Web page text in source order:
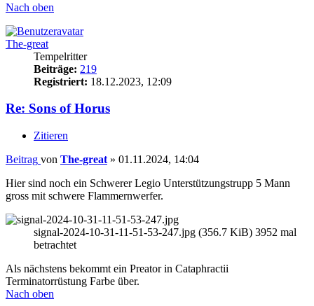
Nach oben
The-great
Tempelritter
Beiträge: 219
Registriert: 18.12.2023, 12:09
Re: Sons of Horus
Zitieren
Beitrag von The-great » 01.11.2024, 14:04
Hier sind noch ein Schwerer Legio Unterstützungstrupp 5 Mann
gross mit schwere Flammernwerfer.
signal-2024-10-31-11-51-53-247.jpg (356.7 KiB) 3952 mal
betrachtet
Als nächstens bekommt ein Preator in Cataphractii
Terminatorrüstung Farbe über.
Nach oben